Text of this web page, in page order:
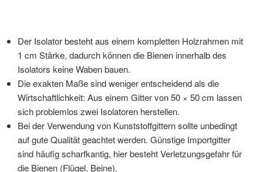
Der Isolator besteht aus einem kompletten Holzrahmen mit
1 cm Stärke, dadurch können die Bienen innerhalb des
Isolators keine Waben bauen.
Die exakten Maße sind weniger entscheidend als die
Wirtschaftlichkeit: Aus einem Gitter von 50 × 50 cm lassen
sich problemlos zwei Isolatoren herstellen.
Bei der Verwendung von Kunststoffgittern sollte unbedingt
auf gute Qualität geachtet werden. Günstige Importgitter
sind häufig scharfkantig, hier besteht Verletzungsgefahr für
die Bienen (Flügel, Beine).